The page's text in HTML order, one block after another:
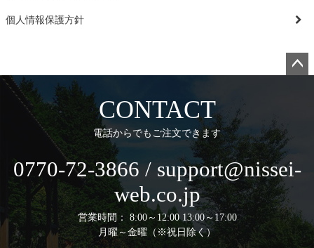
個人情報保護方針
CONTACT
電話からでもご注文できます
0770-72-3866 / support@nissei-
web.co.jp
営業時間： 8:00～12:00 13:00～17:00
月曜～金曜（※祝日除く）